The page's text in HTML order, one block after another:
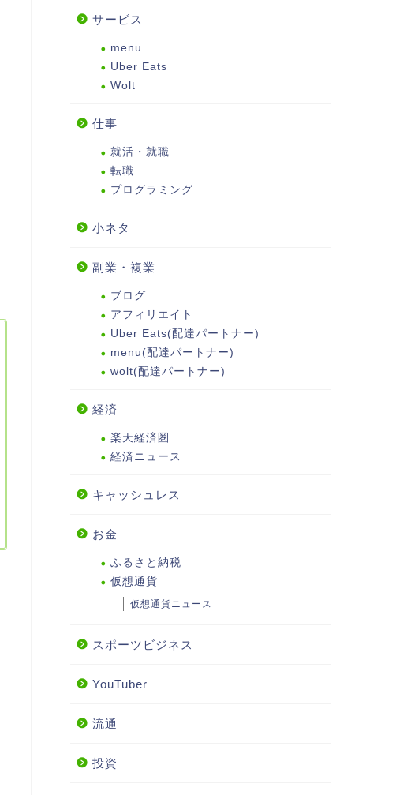
サービス
menu
Uber Eats
Wolt
仕事
就活・就職
転職
プログラミング
小ネタ
副業・複業
ブログ
アフィリエイト
Uber Eats(配達パートナー)
menu(配達パートナー)
wolt(配達パートナー)
経済
楽天経済圏
経済ニュース
キャッシュレス
お金
ふるさと納税
仮想通貨
仮想通貨ニュース
スポーツビジネス
YouTuber
流通
投資